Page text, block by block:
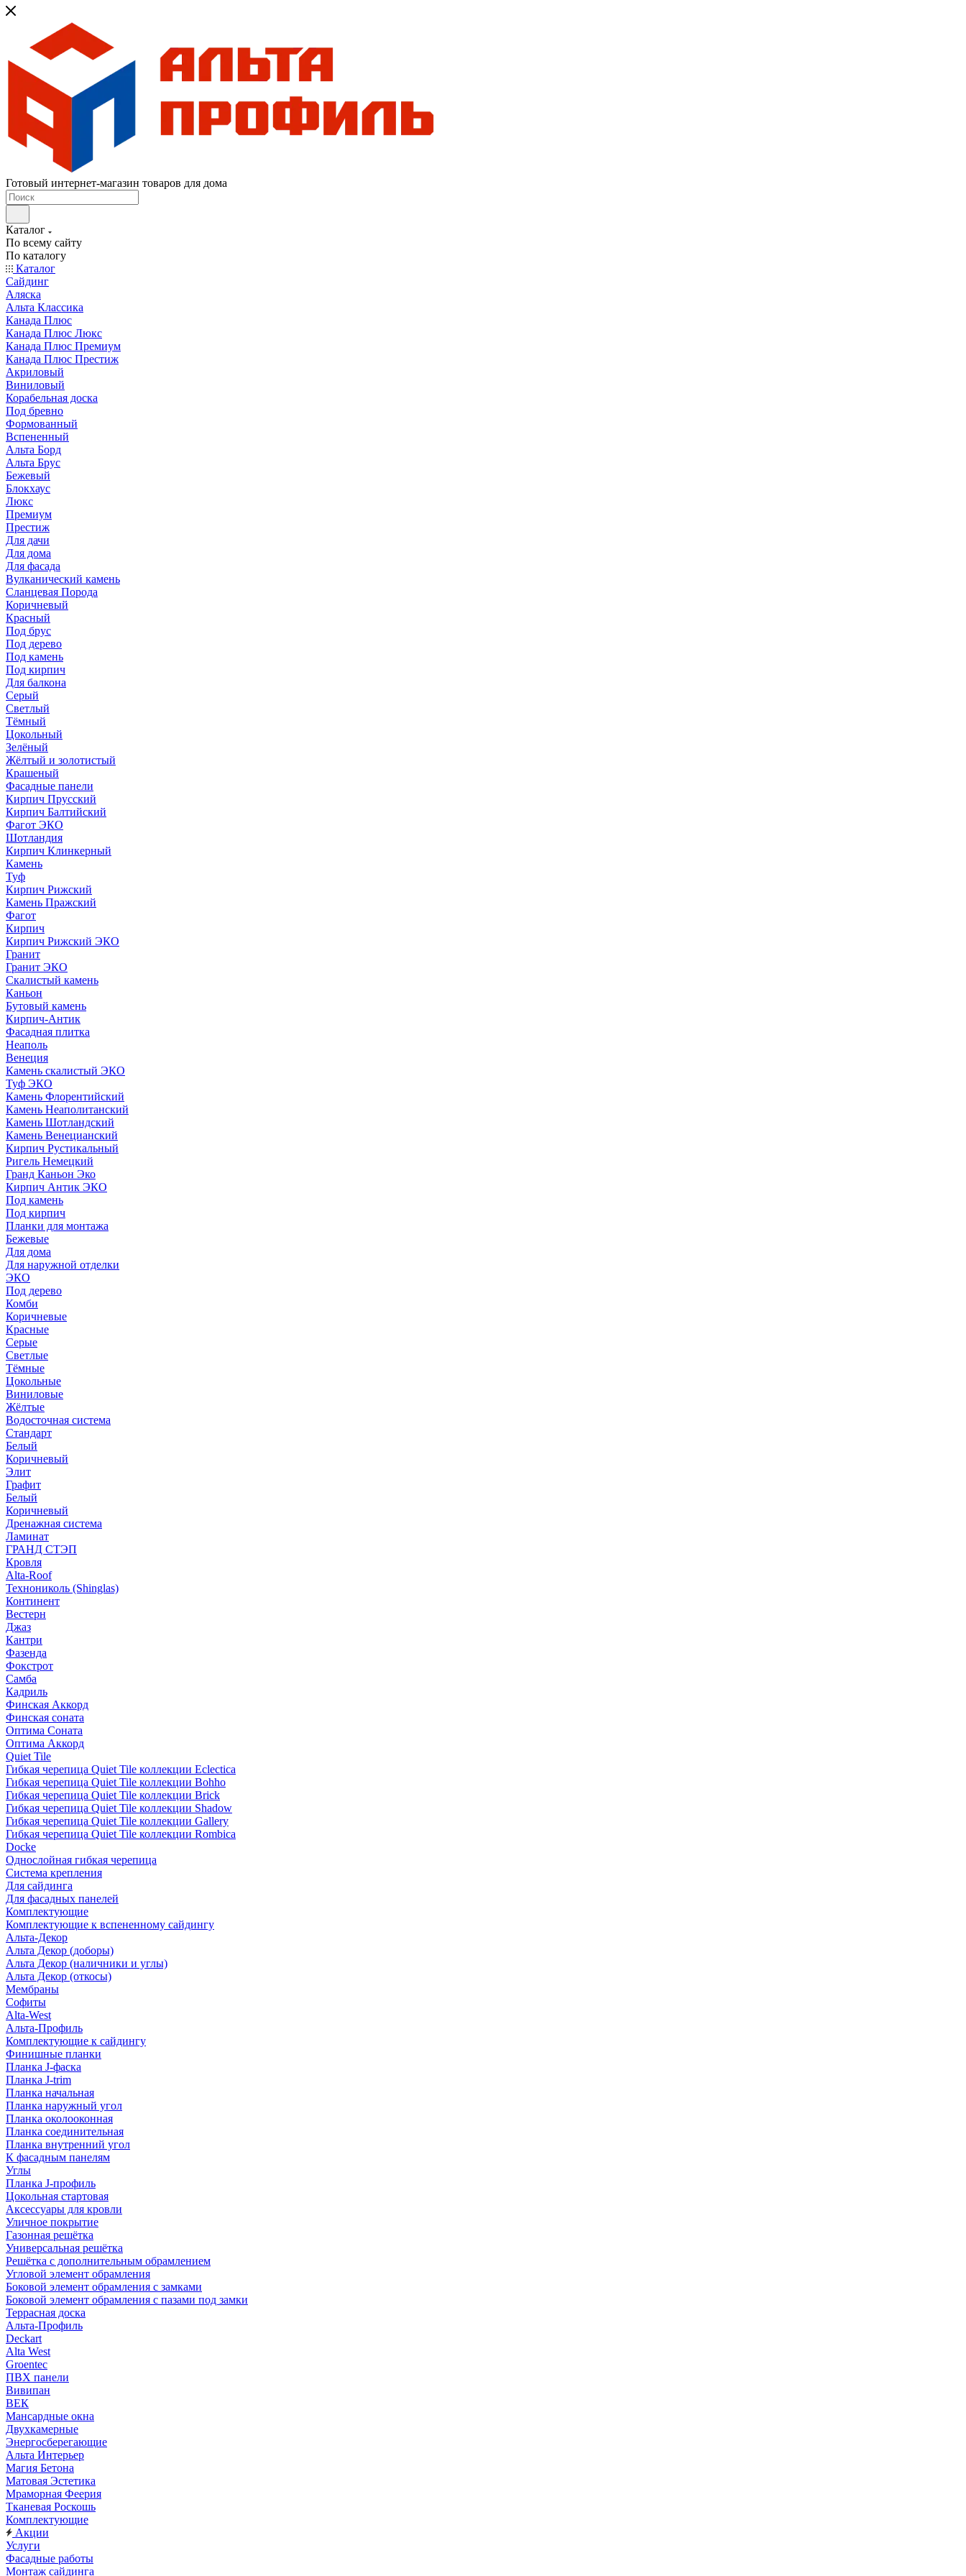
Готовый интернет-магазин товаров для дома
Каталог
По всему сайту
По каталогу
Каталог
Сайдинг
Аляска
Альта Классика
Канада Плюс
Канада Плюс Люкс
Канада Плюс Премиум
Канада Плюс Престиж
Акриловый
Виниловый
Корабельная доска
Под бревно
Формованный
Вспененный
Альта Борд
Альта Брус
Бежевый
Блокхаус
Люкс
Премиум
Престиж
Для дачи
Для дома
Для фасада
Вулканический камень
Сланцевая Порода
Коричневый
Красный
Под брус
Под дерево
Под камень
Под кирпич
Для балкона
Серый
Светлый
Тёмный
Цокольный
Зелёный
Жёлтый и золотистый
Крашеный
Фасадные панели
Кирпич Прусский
Кирпич Балтийский
Фагот ЭКО
Шотландия
Кирпич Клинкерный
Камень
Туф
Кирпич Рижский
Камень Пражский
Фагот
Кирпич
Кирпич Рижский ЭКО
Гранит
Гранит ЭКО
Скалистый камень
Каньон
Бутовый камень
Кирпич-Антик
Фасадная плитка
Неаполь
Венеция
Камень скалистый ЭКО
Туф ЭКО
Камень Флорентийский
Камень Неаполитанский
Камень Шотландский
Камень Венецианский
Кирпич Рустикальный
Ригель Немецкий
Гранд Каньон Эко
Кирпич Антик ЭКО
Под камень
Под кирпич
Планки для монтажа
Бежевые
Для дома
Для наружной отделки
ЭКO
Под дерево
Комби
Коричневые
Красные
Серые
Светлые
Тёмные
Цокольные
Виниловые
Жёлтые
Водосточная система
Стандарт
Белый
Коричневый
Элит
Графит
Белый
Коричневый
Дренажная система
Ламинат
ГРАНД СТЭП
Кровля
Alta-Roof
Технониколь (Shinglas)
Континент
Вестерн
Джаз
Кантри
Фазенда
Фокстрот
Самба
Кадриль
Финская Аккорд
Финская соната
Оптима Соната
Оптима Аккорд
Quiet Tile
Гибкая черепица Quiet Tile коллекции Eclectica
Гибкая черепица Quiet Tile коллекции Bohho
Гибкая черепица Quiet Tile коллекции Brick
Гибкая черепица Quiet Tile коллекции Shadow
Гибкая черепица Quiet Tile коллекции Gallery
Гибкая черепица Quiet Tile коллекции Rombica
Docke
Однослойная гибкая черепица
Система крепления
Для сайдинга
Для фасадных панелей
Комплектующие
Комплектующие к вспененному сайдингу
Альта-Декор
Альта Декор (доборы)
Альта Декор (наличники и углы)
Альта Декор (откосы)
Мембраны
Софиты
Alta-West
Альта-Профиль
Комплектующие к сайдингу
Финишные планки
Планка J-фаска
Планка J-trim
Планка начальная
Планка наружный угол
Планка околооконная
Планка соединительная
Планка внутренний угол
К фасадным панелям
Углы
Планка J-профиль
Цокольная стартовая
Аксессуары для кровли
Уличное покрытие
Газонная решётка
Универсальная решётка
Решётка с дополнительным обрамлением
Угловой элемент обрамления
Боковой элемент обрамления с замками
Боковой элемент обрамления с пазами под замки
Террасная доска
Альта-Профиль
Deckart
Alta West
Groentec
ПВХ панели
Вивипан
ВЕК
Мансардные окна
Двухкамерные
Энергосберегающие
Альта Интерьер
Магия Бетона
Матовая Эстетика
Мраморная Феерия
Тканевая Роскошь
Комплектующие
Акции
Услуги
Фасадные работы
Монтаж сайдинга